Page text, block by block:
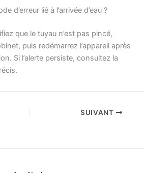
d’erreur lié à l’arrivée d’eau ?
que le tuyau n’est pas pincé,
puis redémarrez l’appareil après
Si l’alerte persiste, consultez la
SUIVANT